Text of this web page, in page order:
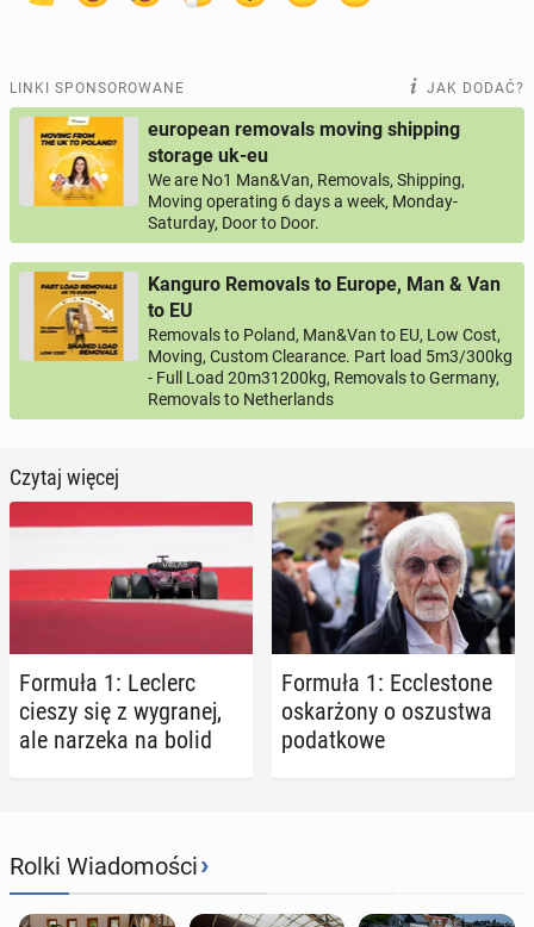
LINKI SPONSOROWANE JAK DODAĆ?
european removals moving shipping
storage uk-eu
We are No1 Man&Van, Removals, Shipping,
Moving operating 6 days a week, Monday-
Saturday, Door to Door.
Kanguro Removals to Europe, Man & Van
to EU
Removals to Poland, Man&Van to EU, Low Cost,
Moving, Custom Clearance. Part load 5m3/300kg
- Full Load 20m31200kg, Removals to Germany,
Removals to Netherlands
Czytaj więcej
Formuła 1: Leclerc
cieszy się z wy­gra­nej,
ale narzeka na bolid
Formuła 1: Ec­c­le­sto­ne
oskar­żo­ny o oszu­stwa
po­dat­ko­we
Rolki Wiadomości›